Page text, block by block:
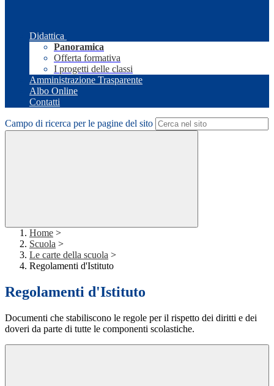
Didattica
Panoramica
Offerta formativa
I progetti delle classi
Amministrazione Trasparente
Albo Online
Contatti
Campo di ricerca per le pagine del sito
Home >
Scuola >
Le carte della scuola >
Regolamenti d'Istituto
Regolamenti d'Istituto
Documenti che stabiliscono le regole per il rispetto dei diritti e dei
doveri da parte di tutte le componenti scolastiche.